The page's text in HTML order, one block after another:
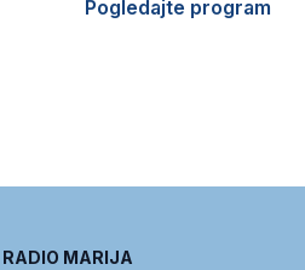
Pogledajte program
RADIO MARIJA